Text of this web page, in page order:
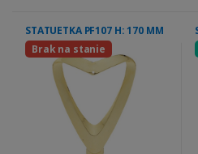
STATUETKA PF107 H: 170 MM
Brak na stanie